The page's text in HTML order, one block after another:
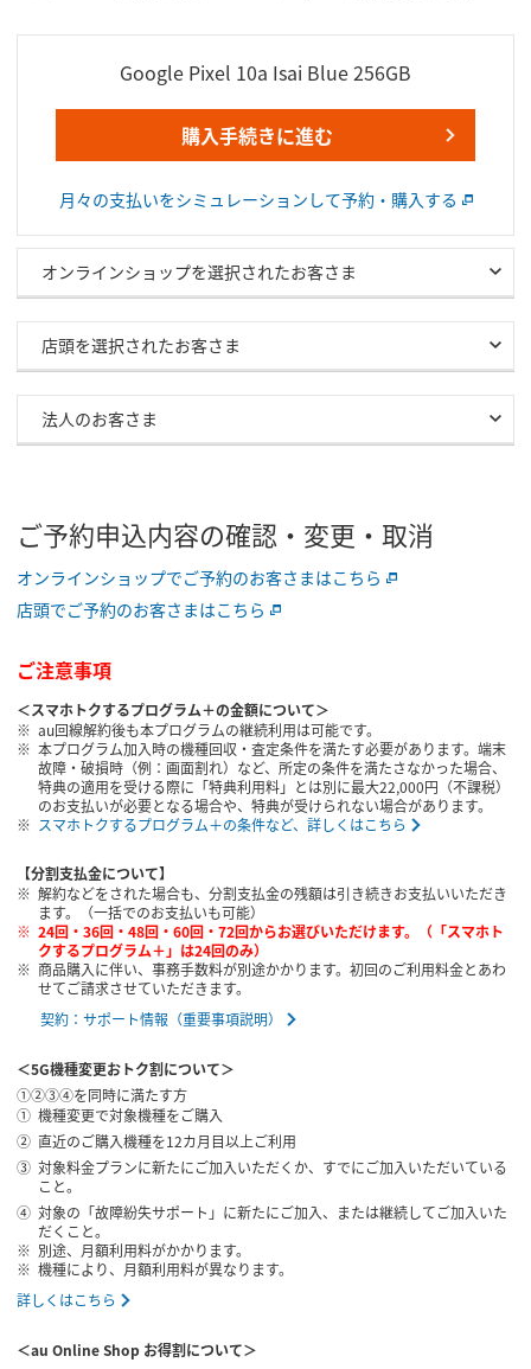
Google Pixel 10a Isai Blue 256GB
購入手続きに進む
月々の支払いをシミュレーションして予約・購入する
オンラインショップを選択されたお客さま
店頭を選択されたお客さま
法人のお客さま
ご予約申込内容の確認・変更・取消
オンラインショップでご予約のお客さまはこちら
店頭でご予約のお客さまはこちら
ご注意事項
＜スマホトクするプログラム＋の金額について＞
au回線解約後も本プログラムの継続利用は可能です。
本プログラム加入時の機種回収・査定条件を満たす必要があります。端末
故障・破損時（例：画面割れ）など、所定の条件を満たさなかった場合、
特典の適用を受ける際に「特典利用料」とは別に最大22,000円（不課税）
のお支払いが必要となる場合や、特典が受けられない場合があります。
スマホトクするプログラム＋の条件など、詳しくはこちら
【分割支払金について】
解約などをされた場合も、分割支払金の残額は引き続きお支払いいただき
ます。（一括でのお支払いも可能）
24回・36回・48回・60回・72回からお選びいただけます。（「スマホト
クするプログラム＋」は24回のみ）
商品購入に伴い、事務手数料が別途かかります。初回のご利用料金とあわ
せてご請求させていただきます。
契約：サポート情報（重要事項説明）
＜5G機種変更おトク割について＞
①②③④を同時に満たす方
機種変更で対象機種をご購入
直近のご購入機種を12カ月目以上ご利用
対象料金プランに新たにご加入いただくか、すでにご加入いただいている
こと。
対象の「故障紛失サポート」に新たにご加入、または継続してご加入いた
だくこと。
別途、月額利用料がかかります。
機種により、月額利用料が異なります。
詳しくはこちら
＜au Online Shop お得割について＞